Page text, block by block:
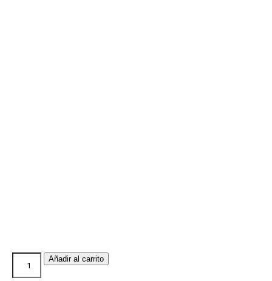
Añadir al carrito